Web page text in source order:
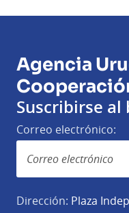
Agencia
Suscribirse al
Correo electrónico:
Dirección: Plaza